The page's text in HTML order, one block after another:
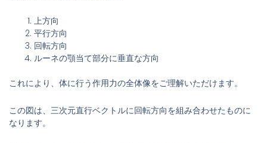
上方向
平行方向
回転方向
ルーネの顎当て部分に垂直な方向
これにより、体に行う作用力の全体像をご理解いただけます。
この図は、三次元直行ベクトルに回転方向を組み合わせたものに
なります。